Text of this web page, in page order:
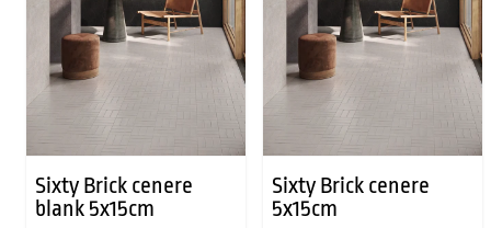
Sixty Brick cenere
blank 5x15cm
Sixty Brick cenere
5x15cm